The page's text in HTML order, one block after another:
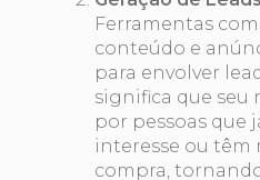
Ferramentas
conteúdo e
para envolver
significa que seu
por pessoas que
interesse ou têm
compra,